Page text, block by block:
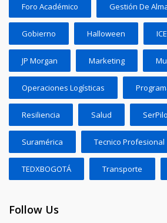
Foro Académico Gestión De
Gobierno Halloween
JP Morgan Marketing
Operaciones Logísticas
Resiliencia Salud
Suramérica Tecnico Profesional
TEDXBOGOTÁ Transporte
Follow Us